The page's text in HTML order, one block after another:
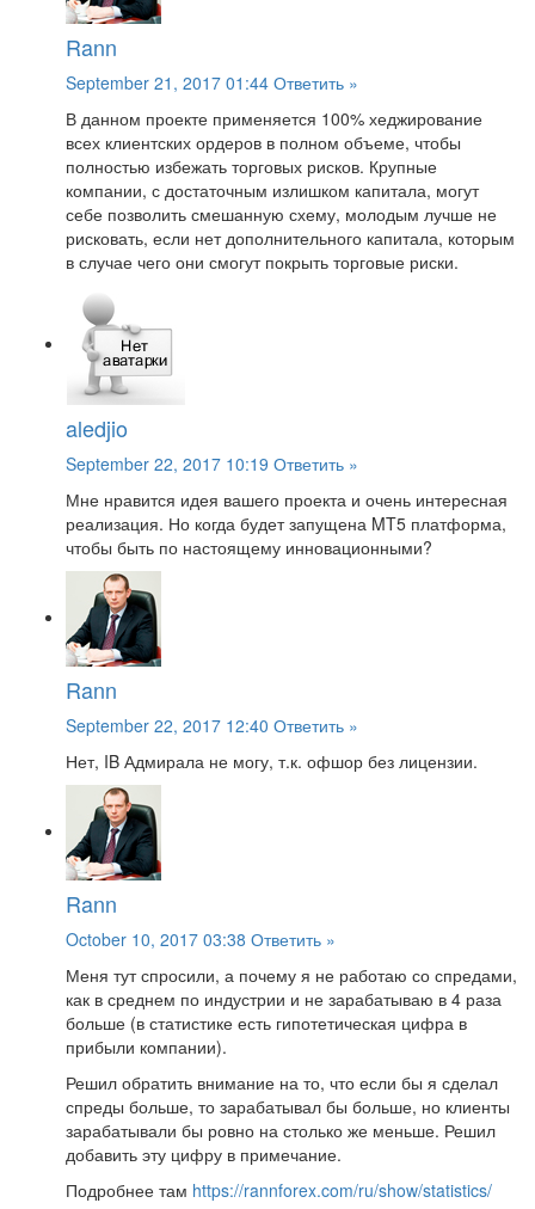
Rann
September 21, 2017 01:44 Ответить »
В данном проекте применяется 100% хеджирование
всех клиентских ордеров в полном объеме, чтобы
полностью избежать торговых рисков. Крупные
компании, с достаточным излишком капитала, могут
себе позволить смешанную схему, молодым лучше не
рисковать, если нет дополнительного капитала, которым
в случае чего они смогут покрыть торговые риски.
aledjio
September 22, 2017 10:19 Ответить »
Мне нравится идея вашего проекта и очень интересная
реализация. Но когда будет запущена MT5 платформа,
чтобы быть по настоящему инновационными?
Rann
September 22, 2017 12:40 Ответить »
Нет, IB Адмирала не могу, т.к. офшор без лицензии.
Rann
October 10, 2017 03:38 Ответить »
Меня тут спросили, а почему я не работаю со спредами,
как в среднем по индустрии и не зарабатываю в 4 раза
больше (в статистике есть гипотетическая цифра в
прибыли компании).
Решил обратить внимание на то, что если бы я сделал
спреды больше, то зарабатывал бы больше, но клиенты
зарабатывали бы ровно на столько же меньше. Решил
добавить эту цифру в примечание.
Подробнее там https://rannforex.com/ru/show/statistics/